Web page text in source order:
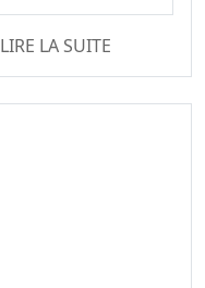
LIRE LA SUITE